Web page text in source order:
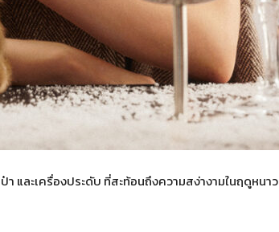
และเครื่องประดับ ที่สะท้อนถึงความสง่างามในฤดูหนาว